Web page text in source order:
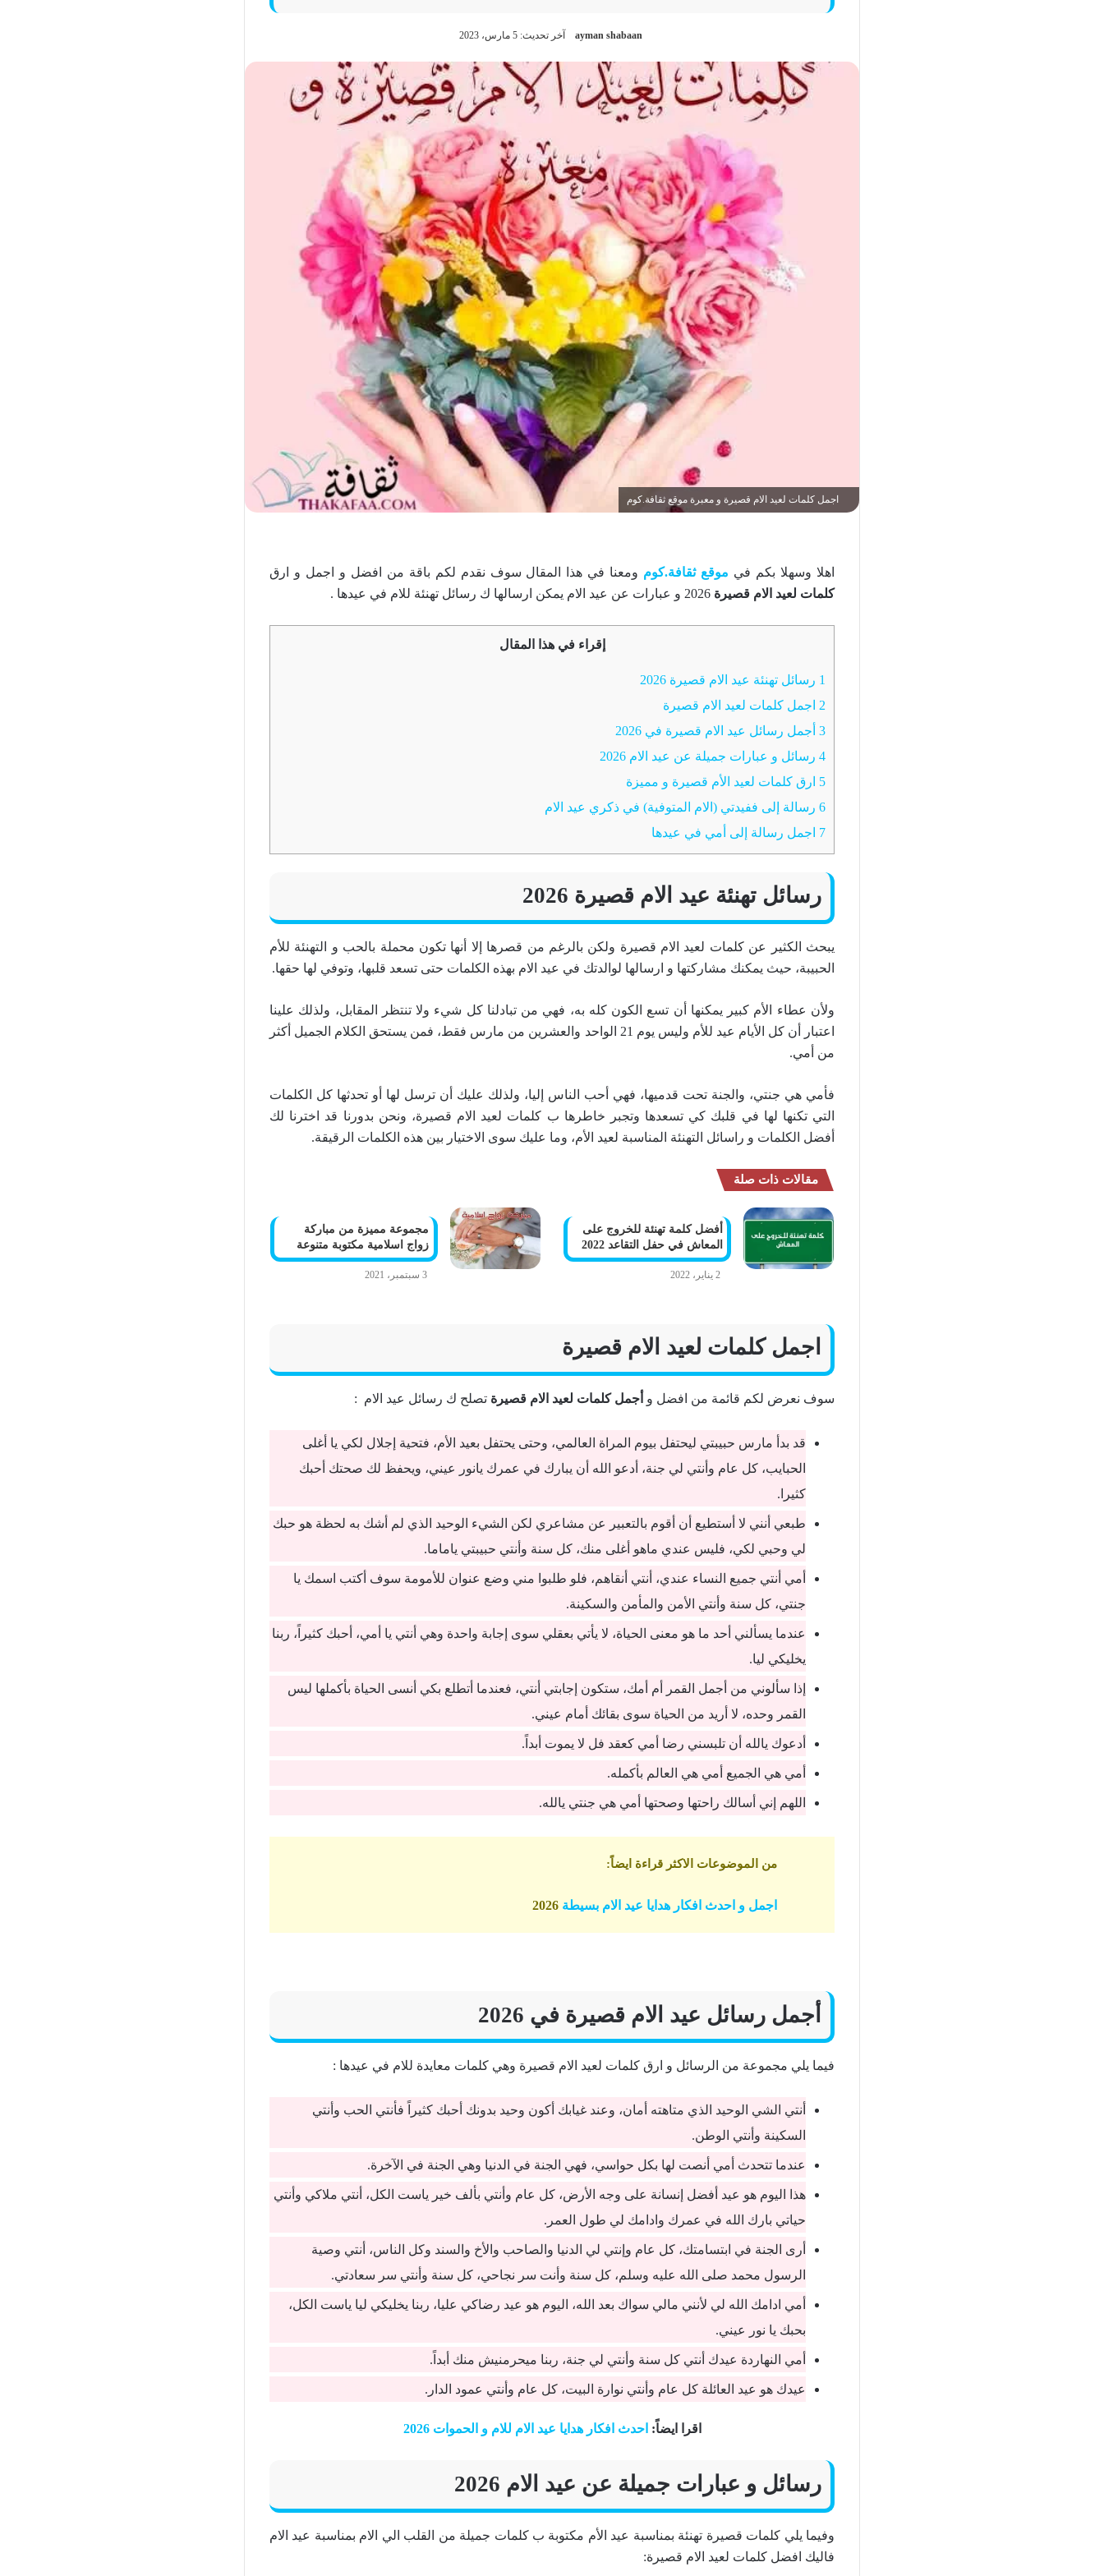
ayman shabaan آخر تحديث: 5 مارس، 2023
اجمل كلمات لعيد الام قصيرة و معبرة موقع ثقافة.كوم
اهلا وسهلا بكم في موقع ثقافة.كوم ومعنا في هذا المقال سوف نقدم لكم باقة من افضل و اجمل و ارق
كلمات لعيد الام قصيرة
إقراء في هذا المقال
1 رسائل تهنئة عيد الام قصيرة 2026
2 اجمل كلمات لعيد الام قصيرة
3أجمل رسائل عيد الام قصيرة في 2026
4رسائل و عبارات جميلة عن عيد الام 2026
5 ارق كلمات لعيد الأم قصيرة و مميزة
6رسالة إلى ففيدتي (الام المتوفية) في ذكري عيد الام
7 اجمل رسالة إلى أمي في عيدها
رسائل تهنئة عيد الام قصيرة 2026
يبحث الكثير عن كلمات لعيد الام قصيرة ولكن بالرغم من قصرها إلا أنها تكون محملة بالحب و التهنئة للأم
الحبيبة، حيث يمكنك مشاركتها و ارسالها لوالدتك في عيد الام بهذه الكلمات حتى تسعد قلبها، وتوفي لها حقها.
ولأن عطاء الأم كبير يمكنها أن تسع الكون كله به، فهي من تبادلنا كل شيء ولا تنتظر المقابل، ولذلك علينا
اعتبار أن كل الأيام عيد للأم وليس يوم 21 الواحد والعشرين من مارس فقط، فمن يستحق الكلام الجميل أكثر
من أمي.
فأمي هي جنتي، والجنة تحت قدميها، فهي أحب الناس إليا، ولذلك عليك أن ترسل لها أو تحدثها كل الكلمات
التي تكنها لها في قلبك كي تسعدها وتجبر خاطرها ب كلمات لعيد الام قصيرة، ونحن بدورنا قد اخترنا لك
أفضل الكلمات و راسائل التهنئة المناسبة لعيد الأم، وما عليك سوى الاختيار بين هذه الكلمات الرقيقة.
مقالات ذات صلة
أفضل كلمة تهنئة للخروج على
المعاش في حفل التقاعد 2022
2 يناير، 2022
مجموعة مميزة من مباركة
زواج اسلامية مكتوبة متنوعة
3 سبتمبر، 2021
اجمل كلمات لعيد الام قصيرة
سوف نعرض لكم قائمة من افضل و أجمل كلمات لعيد الام قصيرة تصلح ك رسائل عيد الام :
قد بدأ مارس حبيبتي ليحتفل بيوم المراة العالمي، وحتى يحتفل بعيد الأم، فتحية إجلال لكي يا أغلى
الحبايب، كل عام وأنتي لي جنة، أدعو الله أن يبارك في عمرك يانور عيني، ويحفظ لك صحتك أحبك
كثيرا.
طبعي أنني لا أستطيع أن أقوم بالتعبير عن مشاعري لكن الشيء الوحيد الذي لم أشك به لحظة هو حبك
لي وحبي لكي، فليس عندي ماهو أغلى منك، كل سنة وأنتي حبيبتي ياماما.
أمي أنتي جميع النساء عندي، أنتي أنقاهم، فلو طلبوا مني وضع عنوان للأمومة سوف أكتب اسمك يا
جنتي، كل سنة وأنتي الأمن والمأمن والسكينة.
عندما يسألني أحد ما هو معنى الحياة، لا يأتي بعقلي سوى إجابة واحدة وهي أنتي يا أمي، أحبك كثيراً، ربنا
يخليكي ليا.
إذا سألوني من أجمل القمر أم أمك، ستكون إجابتي أنتي، فعندما أتطلع بكي أنسى الحياة بأكملها ليس
القمر وحده، لا أريد من الحياة سوى بقائك أمام عيني.
أدعوك يالله أن تلبسني رضا أمي كعقد فل لا يموت أبداً.
أمي هي الجميع أمي هي العالم بأكمله.
اللهم إني أسالك راحتها وصحتها أمي هي جنتي يالله.
من الموضوعات الاكثر قراءة ايضاً:
اجمل و احدث افكار هدايا عيد الام بسيطة
أجمل رسائل عيد الام قصيرة في 2026
فيما يلي مجموعة من الرسائل و ارق كلمات لعيد الام قصيرة وهي كلمات معايدة للام في عيدها :
أنتي الشي الوحيد الذي متاهته أمان، وعند غيابك أكون وحيد بدونك أحبك كثيراً فأنتي الحب وأنتي
السكينة وأنتي الوطن.
عندما تتحدث أمي أنصت لها بكل حواسي، فهي الجنة في الدنيا وهي الجنة في الآخرة.
هذا اليوم هو عيد أفضل إنسانة على وجه الأرض، كل عام وأنتي بألف خير ياست الكل، أنتي ملاكي وأنتي
حياتي بارك الله في عمرك وادامك لي طول العمر.
أرى الجنة في ابتسامتك، كل عام وإنتي لي الدنيا والصاحب والأخ والسند وكل الناس، أنتي وصية
الرسول محمد صلى الله عليه وسلم، كل سنة وأنت سر نجاحي، كل سنة وأنتي سر سعادتي.
أمي ادامك الله لي لأنني مالي سواك بعد الله، اليوم هو عيد رضاكي عليا، ربنا يخليكي ليا ياست الكل،
بحبك يا نور عيني.
أمي النهاردة عيدك أنتي كل سنة وأنتي لي جنة، ربنا ميحرمنيش منك أبداً.
عيدك هو عيد العائلة كل عام وأنتي نوارة البيت، كل عام وأنتي عمود الدار.
اقرا ايضاً: احدث افكار هدايا عيد الام للام و الحموات 2026
رسائل و عبارات جميلة عن عيد الام 2026
وفيما يلي كلمات قصيرة تهنئة بمناسبة عيد الأم مكتوبة ب كلمات جميلة من القلب الي الام بمناسبة عيد الام
فاليك افضل كلمات لعيد الام قصيرة: